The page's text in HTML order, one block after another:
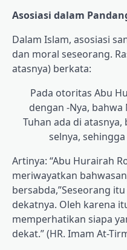
Asosiasi dalam
Dalam Islam, asosiasi
dan moral seseorang.
atasnya) berkata:
Pada otoritas Abu
dengan -Nya,
Tuhan ada di
selnya,
Artinya: “Abu Hurairah
meriwayatkan
bersabda,”Seseorang
dekatnya. Oleh karena
memperhatikan siapa
dekat.” (HR. Imam At-